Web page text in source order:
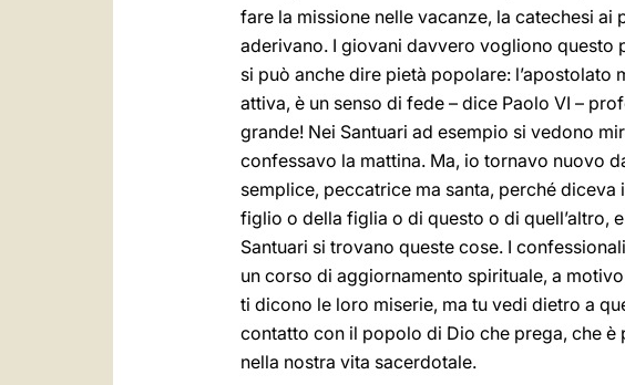
fare la missione nelle vacanze, la catechesi
aderivano. I giovani davvero vogliono questo
si può anche dire pietà popolare:
attiva, è un senso di fede – dice Paolo VI –
grande! Nei Santuari ad esempio si vedono
confessavo la mattina. Ma, io tornavo nuovo
semplice, peccatrice ma santa, perché
figlio o della figlia o di questo o di quell’altro,
Santuari si trovano queste cose. I
un corso di aggiornamento spirituale, a
ti dicono le loro miserie, ma tu vedi dietro a
contatto con il popolo di Dio che prega, che è
nella nostra vita sacerdotale.